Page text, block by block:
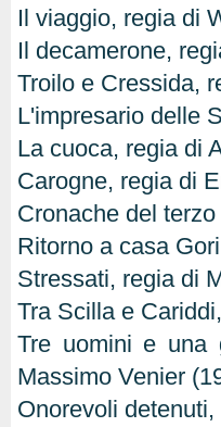
Il viaggio, regia di
Il decamerone,
Troilo e Cressida,
L'impresario delle
La cuoca, regia di
Carogne, regia di
Cronache del
Ritorno a casa
Stressati, regia di
Tra Scilla e
Tre uomini e una
Massimo Venier
Onorevoli